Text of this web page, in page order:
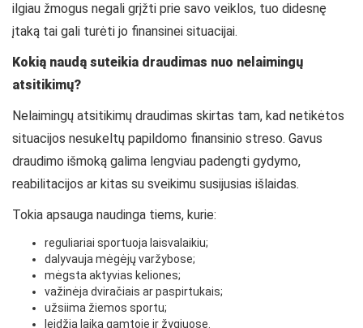
ilgiau žmogus negali grįžti prie savo veiklos, tuo didesnę
įtaką tai gali turėti jo finansinei situacijai.
Kokią naudą suteikia draudimas nuo nelaimingų
atsitikimų?
Nelaimingų atsitikimų draudimas skirtas tam, kad netikėtos
situacijos nesukeltų papildomo finansinio streso. Gavus
draudimo išmoką galima lengviau padengti gydymo,
reabilitacijos ar kitas su sveikimu susijusias išlaidas.
Tokia apsauga naudinga tiems, kurie:
reguliariai sportuoja laisvalaikiu;
dalyvauja mėgėjų varžybose;
mėgsta aktyvias keliones;
važinėja dviračiais ar paspirtukais;
užsiima žiemos sportu;
leidžia laiką gamtoje ir žygiuose.